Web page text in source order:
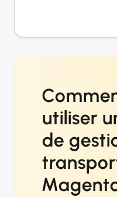
utiliser
de